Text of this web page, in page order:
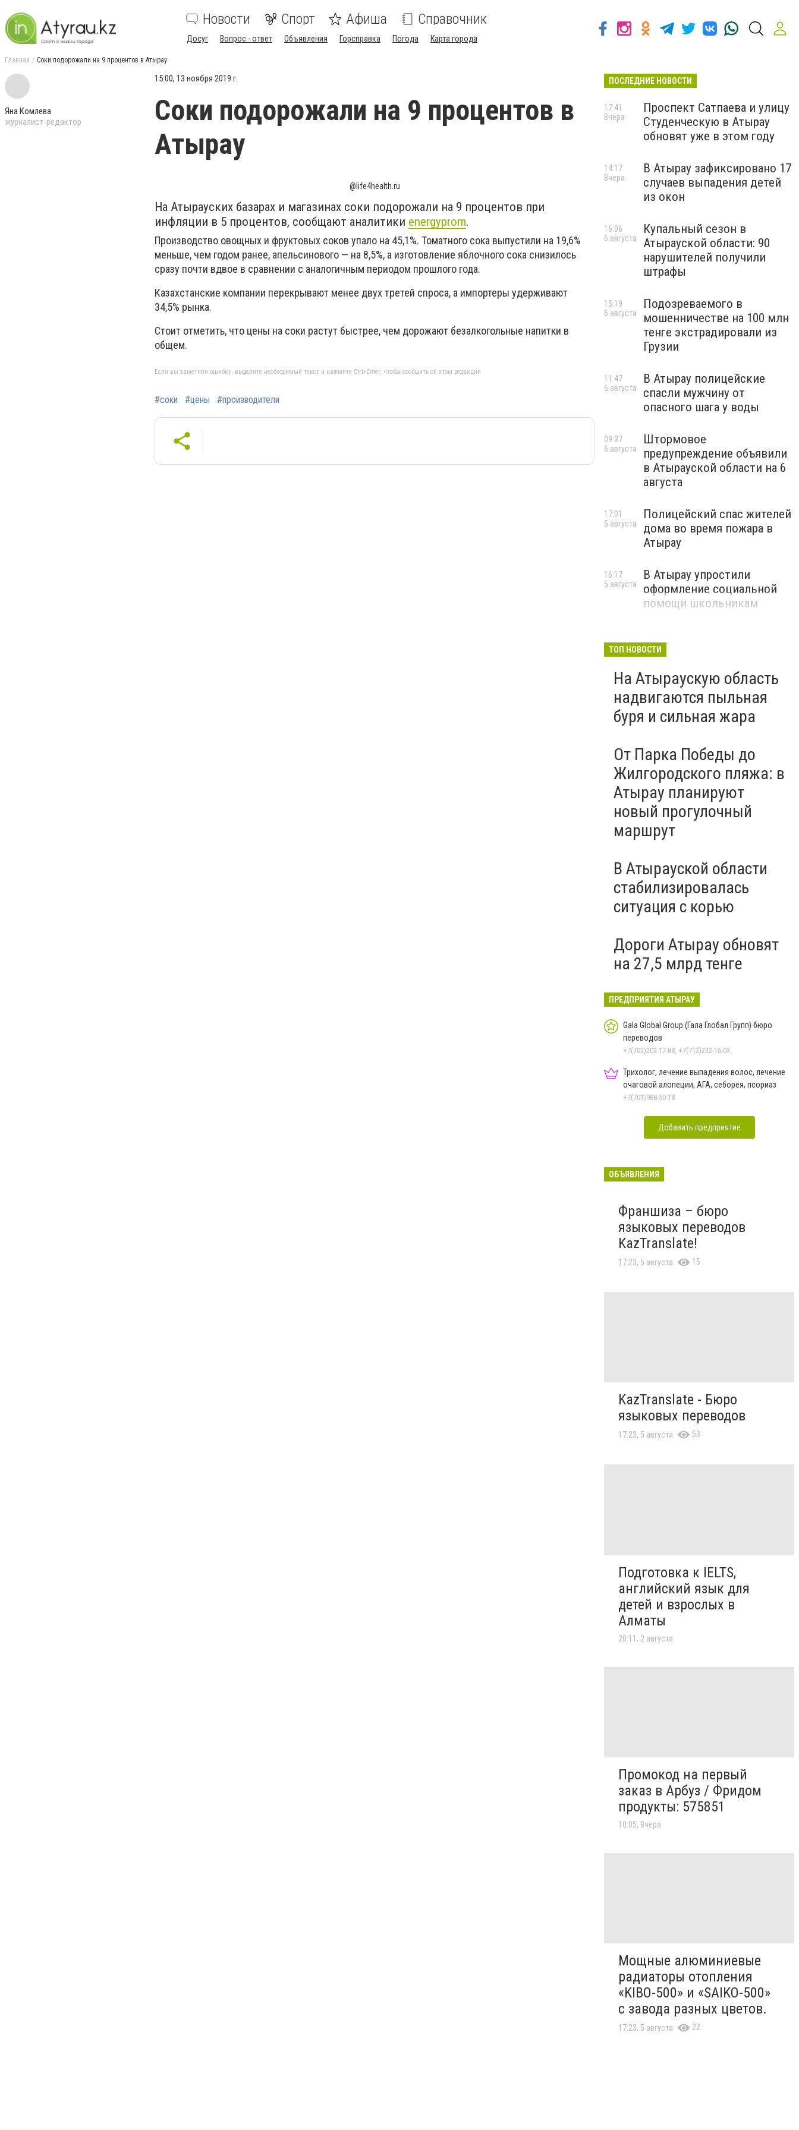
Новости Спорт Афиша Справочник
Досуг Вопрос - ответ Объявления Горсправка Погода Карта города
Главная Соки подорожали на 9 процентов в Атырау
Яна Комлева
журналист-редактор
15:00, 13 ноября 2019 г.
Соки подорожали на 9 процентов в
Атырау
@life4health.ru
На Атырауских базарах и магазинах соки подорожали на 9 процентов при
инфляции в 5 процентов, сообщают аналитики energyprom.
Производство овощных и фруктовых соков упало на 45,1%. Томатного сока выпустили на 19,6%
меньше, чем годом ранее, апельсинового — на 8,5%, а изготовление яблочного сока снизилось
сразу почти вдвое в сравнении с аналогичным периодом прошлого года.
Казахстанские компании перекрывают менее двух третей спроса, а импортеры удерживают
34,5% рынка.
Стоит отметить, что цены на соки растут быстрее, чем дорожают безалкогольные напитки в
общем.
Если вы заметили ошибку, выделите необходимый текст и нажмите Ctrl+Enter, чтобы сообщить об этом редакции
#соки #цены #производители
ПОСЛЕДНИЕ НОВОСТИ
Проспект Сатпаева и улицу
Студенческую в Атырау
обновят уже в этом году
17:41
Вчера
В Атырау зафиксировано 17
случаев выпадения детей
из окон
14:17
Вчера
Купальный сезон в
Атырауской области: 90
нарушителей получили
штрафы
16:06
6 августа
Подозреваемого в
мошенничестве на 100 млн
тенге экстрадировали из
Грузии
15:19
6 августа
В Атырау полицейские
спасли мужчину от
опасного шага у воды
11:47
6 августа
Штормовое
предупреждение объявили
в Атырауской области на 6
августа
09:37
6 августа
Полицейский спас жителей
дома во время пожара в
Атырау
17:01
5 августа
В Атырау упростили
оформление социальной
помощи школьникам
16:17
5 августа
ТОП НОВОСТИ
На Атыраускую область
надвигаются пыльная
буря и сильная жара
От Парка Победы до
Жилгородского пляжа: в
Атырау планируют
новый прогулочный
маршрут
В Атырауской области
стабилизировалась
ситуация с корью
Дороги Атырау обновят
на 27,5 млрд тенге
ПРЕДПРИЯТИЯ АТЫРАУ
Gala Global Group (Гала Глобал Групп) бюро
переводов
+7(702)202-17-88, +7(712)232-16-03
Трихолог, лечение выпадения волос, лечение
очаговой алопеции, АГА, себорея, псориаз
+7(701)988-50-18
Добавить предприятие
ОБЪЯВЛЕНИЯ
Франшиза – бюро
языковых переводов
KazTranslate!
17:23, 5 августа 15
KazTranslate - Бюро
языковых переводов
17:23, 5 августа 53
Подготовка к IELTS,
английский язык для
детей и взрослых в
Алматы
20:11, 2 августа
Промокод на первый
заказ в Арбуз / Фридом
продукты: 575851
10:05, Вчера
Мощные алюминиевые
радиаторы отопления
«KIBO-500» и «SAIKO-500»
с завода разных цветов.
17:23, 5 августа 22